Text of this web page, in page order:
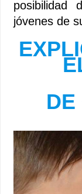
posibilidad
jóvenes de
DE